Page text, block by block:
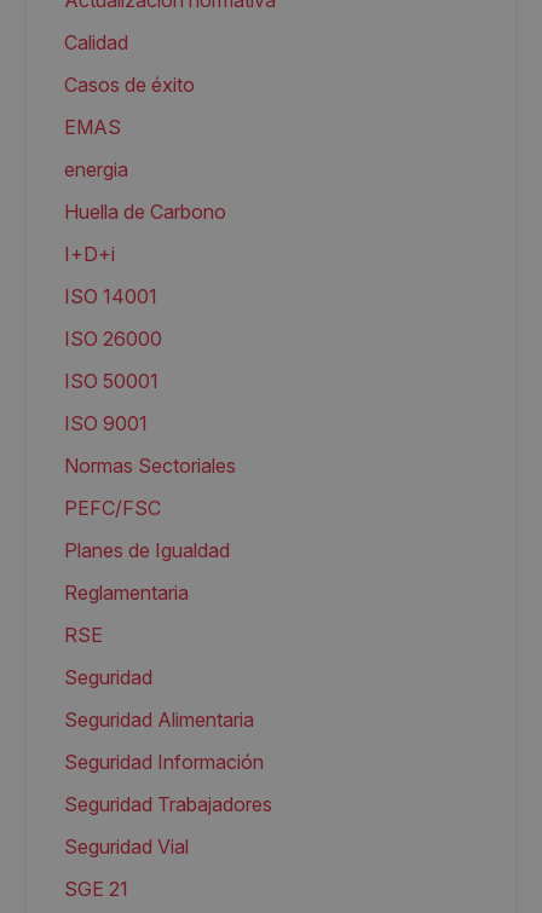
Calidad
Casos de éxito
EMAS
energia
Huella de Carbono
I+D+i
ISO 14001
ISO 26000
ISO 50001
ISO 9001
Normas Sectoriales
PEFC/FSC
Planes de Igualdad
Reglamentaria
RSE
Seguridad
Seguridad Alimentaria
Seguridad Información
Seguridad Trabajadores
Seguridad Vial
SGE 21